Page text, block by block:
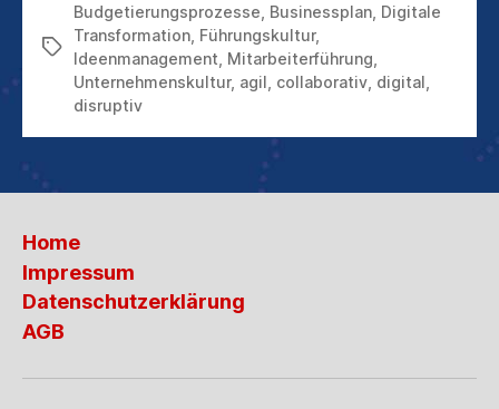
Schlagwörter
Budgetierungsprozesse Businessplan Digitale
Transformation Führungskultur,
Ideenmanagement Mitarbeiterführung
Unternehmenskultur, agil collaborativ digital
disruptiv
Home
Impressum
Datenschutzerklärung
AGB